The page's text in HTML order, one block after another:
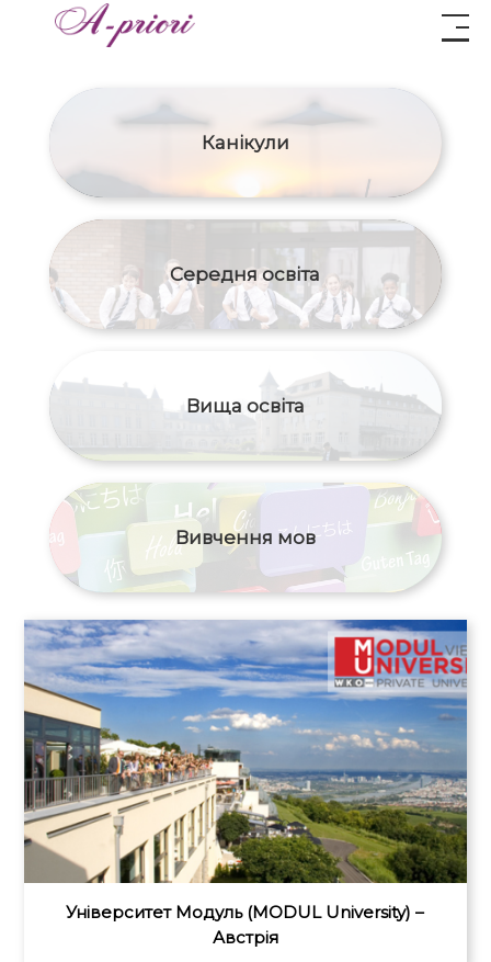
Канікули
Середня освіта
Вища освіта
Вивчення мов
Університет Модуль (MODUL University) –
Австрія